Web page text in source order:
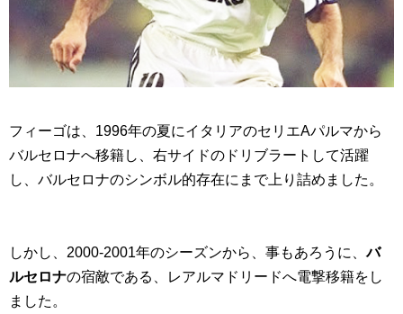
フィーゴは、1996年の夏にイタリアのセリエAパルマから
バルセロナへ移籍し、右サイドのドリブラートして活躍
し、バルセロナのシンボル的存在にまで上り詰めました。
しかし、2000-2001年のシーズンから、事もあろうに、バ
ルセロナの宿敵である、レアルマドリードへ電撃移籍をし
ました。